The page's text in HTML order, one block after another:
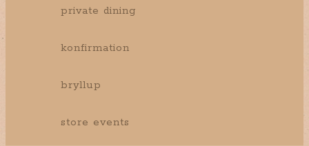
private dining
konfirmation
bryllup
store events